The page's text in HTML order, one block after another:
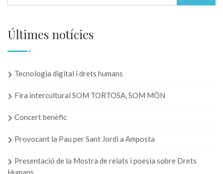
Últimes notícies
Tecnologia digital i drets humans
Fira intercultural SOM TORTOSA, SOM MÓN
Concert benèfic
Provocant la Pau per Sant Jordi a Amposta
Presentació de la Mostra de relats i poesia sobre Drets
Humans